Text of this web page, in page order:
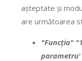
așteptate și
are următoarea
"Funcția"
parametru'